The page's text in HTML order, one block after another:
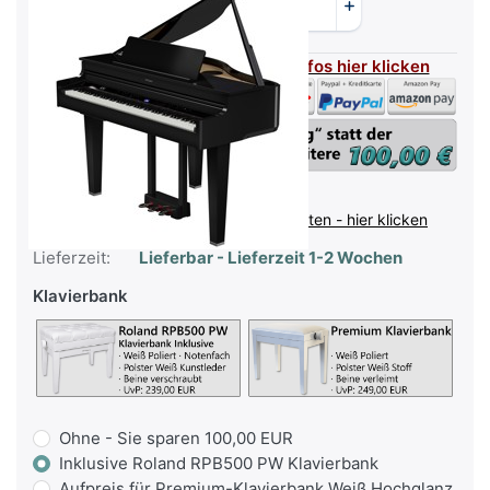
Flexible Zahlarten - für mehr Infos hier klicken
inkl. MwSt. (19%),Infos zu Versandkosten - hier klicken
Lieferzeit:
Lieferbar - Lieferzeit 1-2 Wochen
Klavierbank
Ohne - Sie sparen 100,00 EUR
Inklusive Roland RPB500 PW Klavierbank